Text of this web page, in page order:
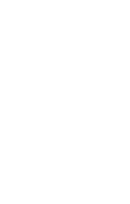
Zij staken de tempel
van Jeruzalem af,
stad lieten zij in
Allen die aan het
hij naar Babel in
moesten hem en
totdat het Perzische
Zo ging het woord
gesproken had in
sabbatjaren
die tijd braak liggen